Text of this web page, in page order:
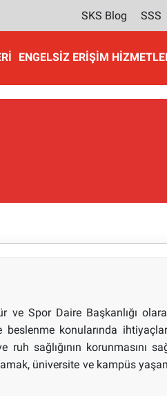
SKS Blog SSS
ENGELSIZ ERIŞIM
ve Spor Daire Başkanlığı
konularında
ruh sağlığının korunmasını
üniversite ve kampüs